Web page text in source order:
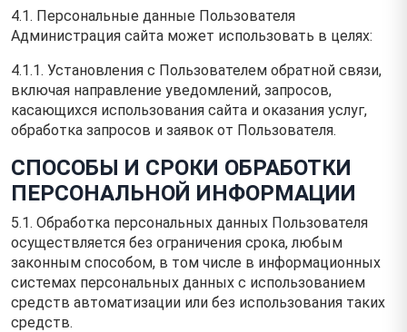
4.1. Персональные данные Пользователя
Администрация сайта может использовать в целях:
4.1.1. Установления с Пользователем обратной связи,
включая направление уведомлений, запросов,
касающихся использования сайта и оказания услуг,
обработка запросов и заявок от Пользователя.
СПОСОБЫ И СРОКИ ОБРАБОТКИ
ПЕРСОНАЛЬНОЙ ИНФОРМАЦИИ
5.1. Обработка персональных данных Пользователя
осуществляется без ограничения срока, любым
законным способом, в том числе в информационных
системах персональных данных с использованием
средств автоматизации или без использования таких
средств.